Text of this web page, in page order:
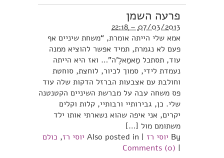
פרעה השמן
07/03/2013 – 22:18
אמא שלי הייתה אומרת, “משחת שיניים אף
פעם לא נגמרת, תמיד אפשר להוציא ממנה
עוד, תסתכל מַאמַאלֶ’ה”… ואז היא הייתה
נעמדת לידי, סמוך לכיור, לוחצת, סוחטת
וחולבת עם אצבעות הברזל הדקות שלה עוד
פס משחה עבה על מברשת השיניים הקטנטנה
שלי. כן, גבירותיי ורבותיי, קלות וקלים
יקרים, אני איפה שהוא נשארתי אותו ילד
משתומם מול […]
By יוסי רז |
Also posted in יוסי רז, כולם
|
Comments (0)